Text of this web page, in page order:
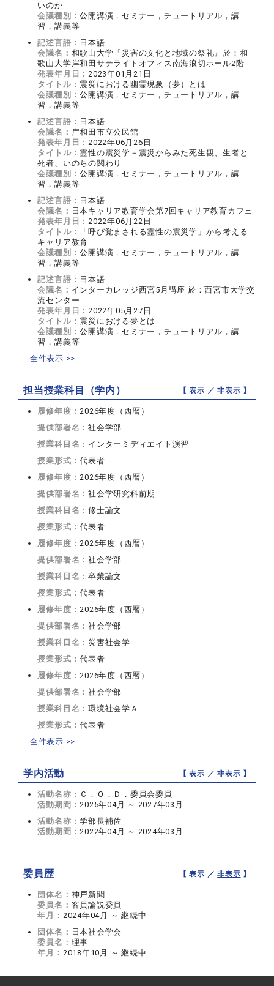
いのか
会議種別：公開講演，セミナー，チュートリアル，講
習，講義等
記述言語： 日本語
会議名： 和歌山大学『災害の文化と地域の祭礼』於：和
歌山大学岸和田サテライトオフィス南海浪切ホール2階
発表年月日：2023年01月21日
タイトル： 震災における幽霊現象（夢）とは
会議種別：公開講演，セミナー，チュートリアル，講
習，講義等
記述言語： 日本語
会議名： 岸和田市立公民館
発表年月日：2022年06月26日
タイトル： 霊性の震災学－震災からみた死生観、生者と
死者、いのちの関わり
会議種別：公開講演，セミナー，チュートリアル，講
習，講義等
記述言語： 日本語
会議名： 日本キャリア教育学会第7回キャリア教育カフェ
発表年月日：2022年06月22日
タイトル：
「呼び覚まされる霊性の震災学」から考える
キャリア教育
会議種別：公開講演，セミナー，チュートリアル，講
習，講義等
記述言語： 日本語
会議名： インターカレッジ西宮5月講座 於：西宮市大学交
流センター
発表年月日：2022年05月27日
タイトル： 震災における夢とは
会議種別：公開講演，セミナー，チュートリアル，講
習，講義等
全件表示 >>
担当授業科目（学内） 【 表示 ／非表示 】
履修年度：2026年度（西暦）
提供部署名：社会学部
授業科目名： インターミディエイト演習
授業形式：代表者
履修年度：2026年度（西暦）
提供部署名：社会学研究科前期
授業科目名：修士論文
授業形式：代表者
履修年度：2026年度（西暦）
提供部署名：社会学部
授業科目名：卒業論文
授業形式：代表者
履修年度：2026年度（西暦）
提供部署名：社会学部
授業科目名： 災害社会学
授業形式：代表者
履修年度：2026年度（西暦）
提供部署名：社会学部
授業科目名：環境社会学Ａ
授業形式：代表者
全件表示 >>
学内活動 【 表示 ／非表示 】
活動名称： Ｃ．Ｏ．Ｄ．委員会委員
活動期間：2025年04月 ～ 2027年03月
活動名称：学部長補佐
活動期間：2022年04月 ～ 2024年03月
委員歴 【 表示 ／非表示 】
団体名： 神戸新聞
委員名： 客員論説委員
年月： 2024年04月 ～ 継続中
団体名： 日本社会学会
委員名： 理事
年月： 2018年10月 ～ 継続中